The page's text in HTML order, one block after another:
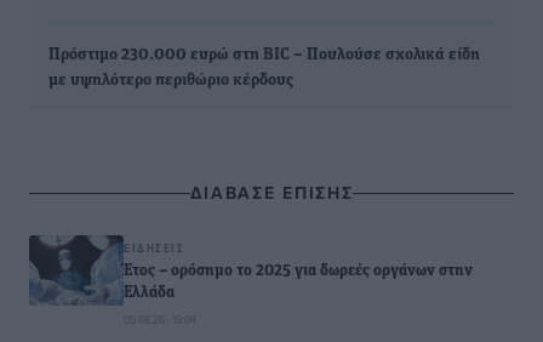
Πρόστιμο 230.000 ευρώ στη BIC – Πουλούσε σχολικά είδη
με υψηλότερο περιθώριο κέρδους
ΔΙΑΒΑΣΕ ΕΠΙΣΗΣ
ΕΙΔΉΣΕΙΣ
Έτος – ορόσημο το 2025 για δωρεές οργάνων στην
Ελλάδα
05.08.26 · 19:04